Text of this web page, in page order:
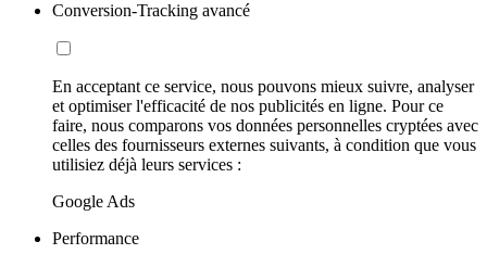
Conversion-Tracking avancé
En acceptant ce service, nous pouvons mieux suivre, analyser
et optimiser l'efficacité de nos publicités en ligne. Pour ce
faire, nous comparons vos données personnelles cryptées avec
celles des fournisseurs externes suivants, à condition que vous
utilisiez déjà leurs services :
Google Ads
Performance